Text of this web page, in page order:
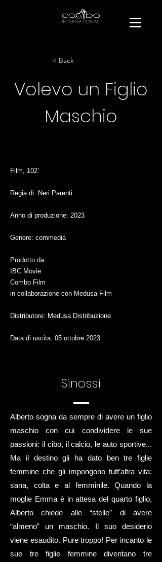
< Back
Volevo un Figlio
Maschio
Film, 102’
Regia di :Neri Parenti
Anno di produzione: 2023
Genere: commedia
Prodotto da:
IBC Movie
Combo Film
in collaborazione con Medusa Film
Distributore: Medusa Distribuzione
Data di uscita: 05 ottobre 2023
Sinossi
Alberto sogna da sempre di avere un figlio
maschio con cui condividere le sue
passioni: il cibo, il calcio, le auto sportive...
Ma il destino gli ha dato ben tre figlie
femmine che gli impongono tutt’altra vita:
sana, colta e al femminile. Quando la
moglie Emma è in attesa del quarto figlio,
Alberto chiede alle “stelle” di avere
“almeno” un maschio. Il suo desiderio
viene esaudito. Pure troppo! Per incanto le
sue tre figlie femmine diventano tre